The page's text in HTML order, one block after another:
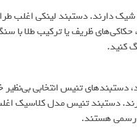
دارند. دستبند لینکی اغلب
حکاکی‌های ظریف یا ترکیب طلا
کنید.
تنیس انتخابی
دستبند تنیس مدل‌ کلاسیک
رسمی هستند.